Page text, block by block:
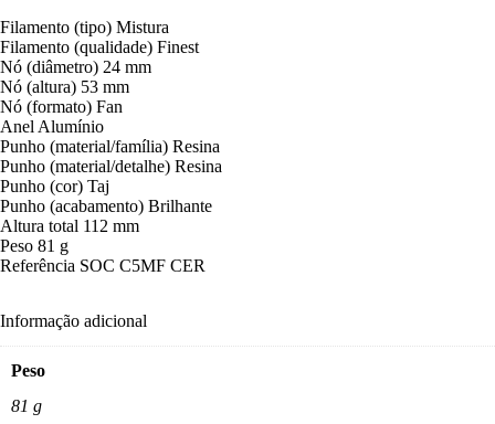
Filamento (tipo) Mistura
Filamento (qualidade) Finest
Nó (diâmetro) 24 mm
Nó (altura) 53 mm
Nó (formato) Fan
Anel Alumínio
Punho (material/família) Resina
Punho (material/detalhe) Resina
Punho (cor) Taj
Punho (acabamento) Brilhante
Altura total 112 mm
Peso 81 g
Referência SOC C5MF CER
Informação adicional
Peso
81 g